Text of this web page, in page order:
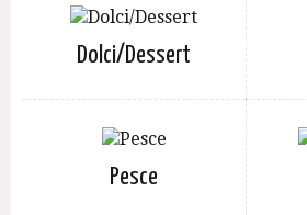
Dolci/Dessert
Pesce